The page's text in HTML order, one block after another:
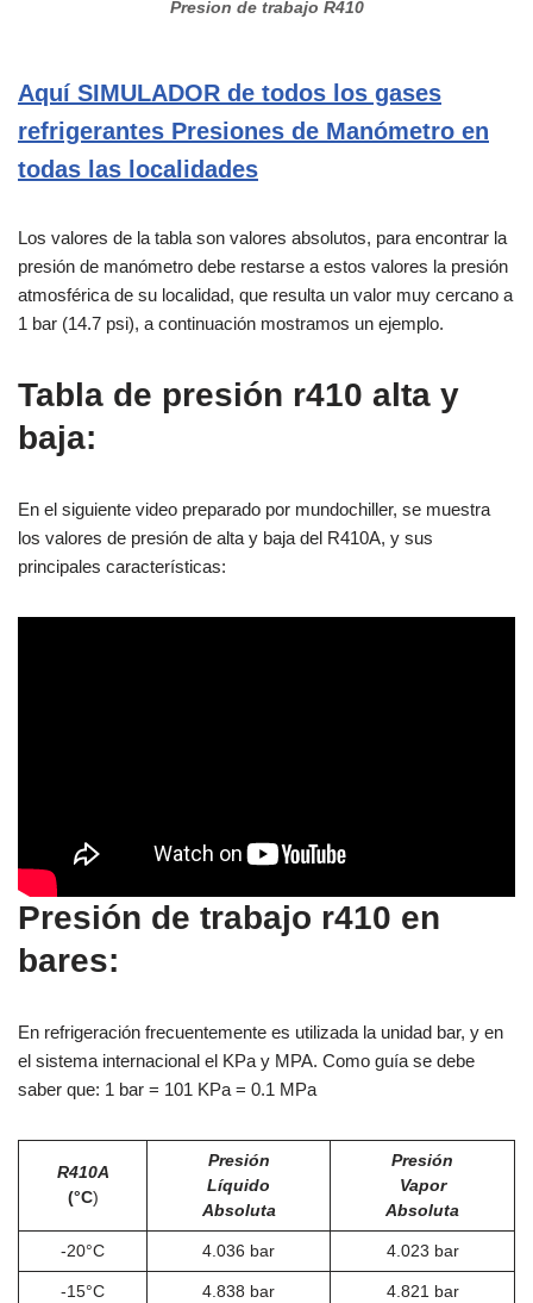
Presion de trabajo R410
Aquí SIMULADOR de todos los gases
refrigerantes Presiones de Manómetro en
todas las localidades
Los valores de la tabla son valores absolutos, para encontrar la
presión de manómetro debe restarse a estos valores la presión
atmosférica de su localidad, que resulta un valor muy cercano a
1 bar (14.7 psi), a continuación mostramos un ejemplo.
Tabla de presión r410 alta y
baja:
En el siguiente video preparado por mundochiller, se muestra
los valores de presión de alta y baja del R410A, y sus
principales características:
Presión de trabajo r410 en
bares:
En refrigeración frecuentemente es utilizada la unidad bar, y en
el sistema internacional el KPa y MPA. Como guía se debe
saber que: 1 bar = 101 KPa = 0.1 MPa
R410A
(°C)
Presión
Líquido
Absoluta
Presión
Vapor
Absoluta
-20°C 4.036 bar 4.023 bar
-15°C 4.838 bar 4.821 bar